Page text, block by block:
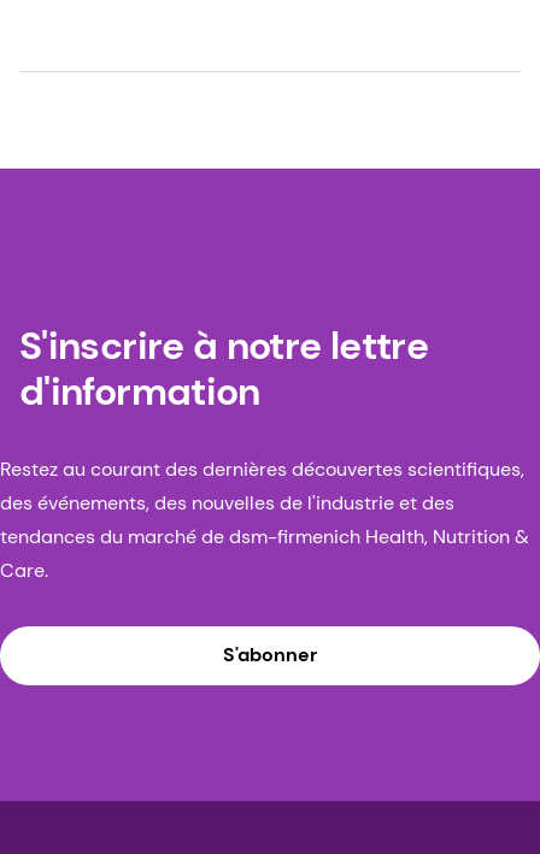
S'inscrire à notre lettre
d'information
Restez au courant des dernières découvertes scientifiques,
des événements, des nouvelles de l'industrie et des
tendances du marché de dsm-firmenich Health, Nutrition &
Care.
S'abonner